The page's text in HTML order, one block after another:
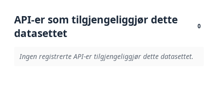
API-er som tilgjengeliggjør dette
datasettet
0
Ingen registrerte API-er tilgjengeliggjør dette datasettet.